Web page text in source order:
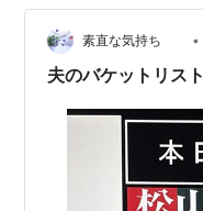
バスは、銀座8丁目で
のことがない限り来
ながらももともと人
素直な気持ち •
夫のバケットリス